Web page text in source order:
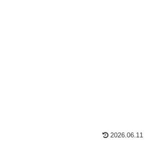
2026.06.11